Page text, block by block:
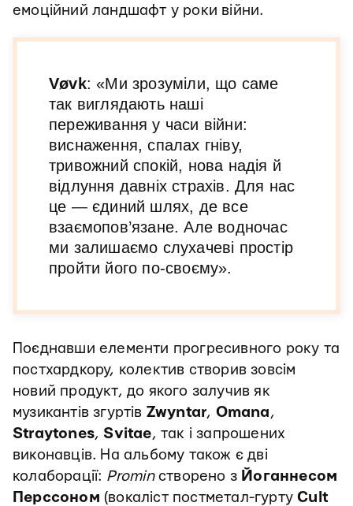
емоційний ландшафт у роки війни.
Vøvk: «Ми зрозуміли, що саме
так виглядають наші
переживання у часи війни:
виснаження, спалах гніву,
тривожний спокій, нова надія й
відлуння давніх страхів. Для нас
це — єдиний шлях, де все
взаємопов’язане. Але водночас
ми залишаємо слухачеві простір
пройти його по-своєму».
Поєднавши елементи прогресивного року та
постхардкору, колектив створив зовсім
новий продукт, до якого залучив як
музикантів згуртів Zwyntar, Omana,
Straytones, Svitae, так і запрошених
виконавців. На альбому також є дві
колаборації: Prominстворено з Йоганнесом
Перссоном (вокаліст постметал-гуртуCult